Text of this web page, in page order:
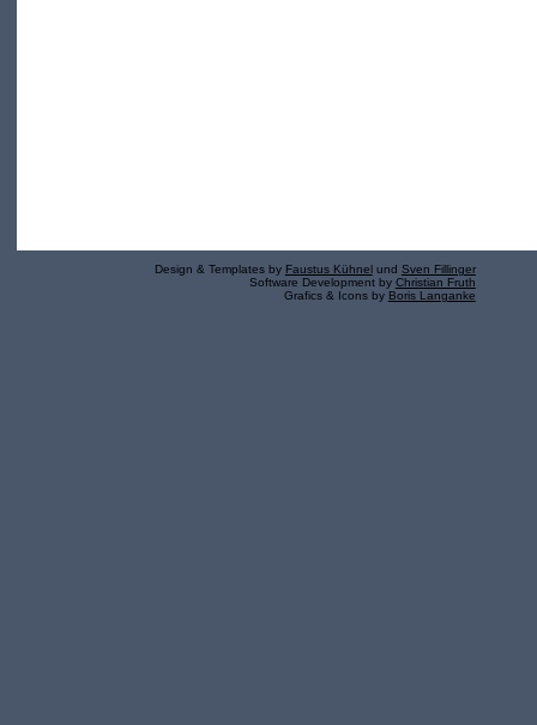
Design & Templates by Faustus Kühnel und Sven Fillinger
Software Development by Christian Fruth
Grafics & Icons by Boris Langanke